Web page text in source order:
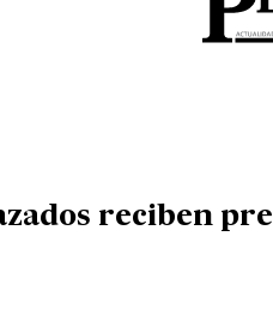
reciben